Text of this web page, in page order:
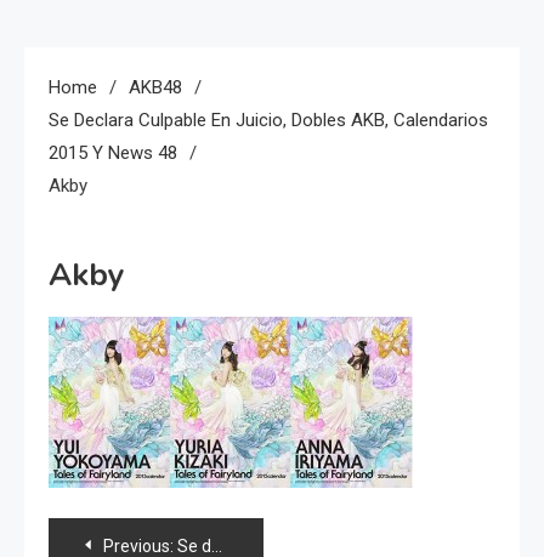
Home
AKB48
Se Declara Culpable En Juicio, Dobles AKB, Calendarios
2015 Y News 48
Akby
Akby
Navegación
Previous: Se declara culpable en juicio, dobles AKB, calendarios 2015 y news 48